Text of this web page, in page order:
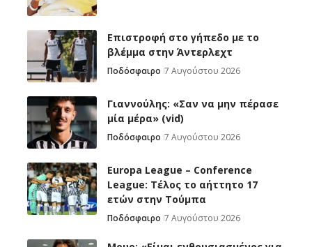
Επιστροφή στο γήπεδο με το
βλέμμα στην Άντερλεχτ
Ποδόσφαιρο 7 Αυγούστου 2026
Γιαννούλης: «Σαν να μην πέρασε
μία μέρα» (vid)
Ποδόσφαιρο 7 Αυγούστου 2026
Europa League – Conference
League: Τέλος το αήττητο 17
ετών στην Τούμπα
Ποδόσφαιρο 7 Αυγούστου 2026